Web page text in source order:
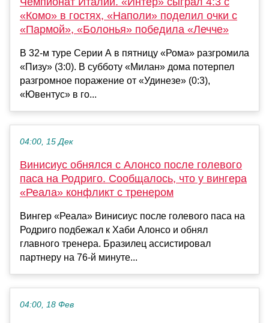
«Комо» в гостях, «Наполи» поделил очки с
«Пармой», «Болонья» победила «Лечче»
В 32-м туре Серии А в пятницу «Рома» разгромила
«Пизу» (3:0). В субботу «Милан» дома потерпел
разгромное поражение от «Удинезе» (0:3),
«Ювентус» в го...
04:00, 15 Дек
Винисиус обнялся с Алонсо после голевого
паса на Родриго. Сообщалось, что у вингера
«Реала» конфликт с тренером
Вингер «Реала» Винисиус после голевого паса на
Родриго подбежал к Хаби Алонсо и обнял
главного тренера. Бразилец ассистировал
партнеру на 76-й минуте...
04:00, 18 Фев